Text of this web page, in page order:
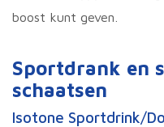
boost kunt geven.
Sportdrank en
schaatsen
Isotone Sportdrink/